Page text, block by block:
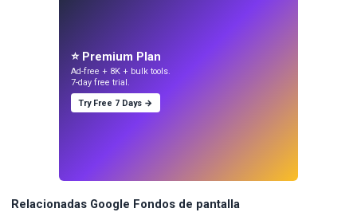
⭐ Premium Plan
Ad-free + 8K + bulk tools.
7-day free trial.
Try Free 7 Days →
Relacionadas Google Fondos de pantalla